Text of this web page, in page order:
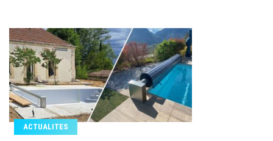
ACTUALITES